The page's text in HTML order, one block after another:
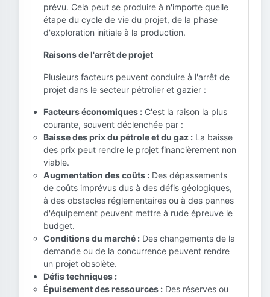
prévu. Cela peut se produire à n'importe quelle
étape du cycle de vie du projet, de la phase
d'exploration initiale à la production.
Raisons de l'arrêt de projet
Plusieurs facteurs peuvent conduire à l'arrêt de
projet dans le secteur pétrolier et gazier :
Facteurs économiques : C'est la raison la plus
courante, souvent déclenchée par :
Baisse des prix du pétrole et du gaz : La baisse
des prix peut rendre le projet financièrement non
viable.
Augmentation des coûts : Des dépassements
de coûts imprévus dus à des défis géologiques,
à des obstacles réglementaires ou à des pannes
d'équipement peuvent mettre à rude épreuve le
budget.
Conditions du marché : Des changements de la
demande ou de la concurrence peuvent rendre
un projet obsolète.
Défis techniques :
Épuisement des ressources : Des réserves ou